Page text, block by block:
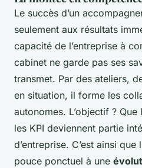
Le succès d’un
seulement aux résultats
capacité de l’entreprise à
cabinet ne garde pas ses
transmet. Par des ateliers,
en situation, il forme les
autonomes. L’objectif ?
les KPI deviennent partie
d’entreprise. C’est ainsi que
pouce ponctuel à une